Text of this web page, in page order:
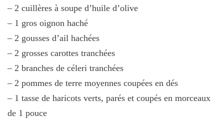
– 2 cuillères à soupe d’huile d’olive
– 1 gros oignon haché
– 2 gousses d’ail hachées
– 2 grosses carottes tranchées
– 2 branches de céleri tranchées
– 2 pommes de terre moyennes coupées en dés
– 1 tasse de haricots verts, parés et coupés en morceaux
de 1 pouce